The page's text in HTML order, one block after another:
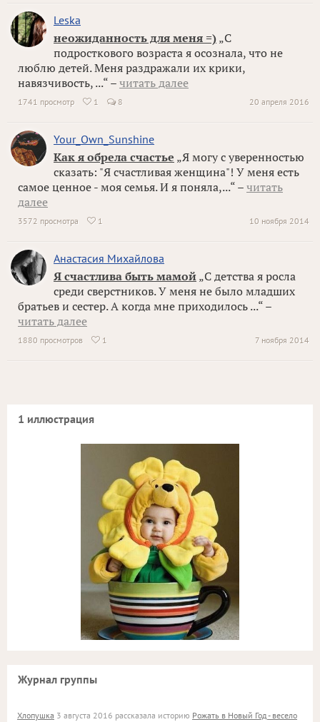
Leska
неожиданность для меня =) „С
подросткового возраста я осознала, что не
люблю детей. Меня раздражали их крики,
навязчивость, ...“ – читать далее
20 апреля 2016
1741 просмотр  1 8
Your_Own_Sunshine
Как я обрела счастье „Я могу с уверенностью
сказать: "Я счастливая женщина"! У меня есть
самое ценное - моя семья. И я поняла,...“ – читать
далее
10 ноября 2014
3572 просмотра  1
Анастасия Михайлова
Я счастлива быть мамой „С детства я росла
среди сверстников. У меня не было младших
братьев и сестер. А когда мне приходилось ...“ –
читать далее
7 ноября 2014
1880 просмотров  1
1 иллюстрация
Журнал группы
Хлопушка 3 августа 2016 рассказала историю Рожать в Новый Год - весело